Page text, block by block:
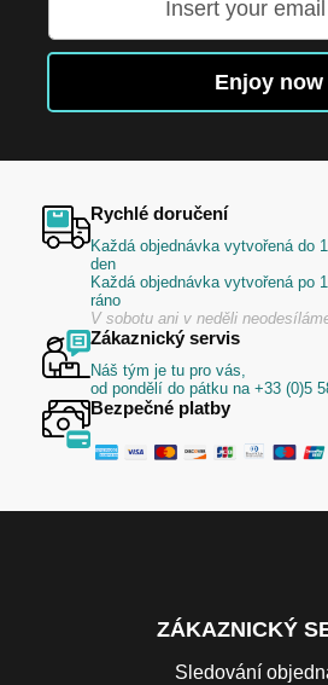
k
zpravodaje:
Enjoy now
Rychlé doručení
Každá objednávka vytvořená do
den
Každá objednávka vytvořená po
ráno
V sobotu ani v neděli
Zákaznický servis
Náš tým je tu pro vás,
od pondělí do pátku na +33 (0)5
Bezpečné platby
ZÁKAZNICKÝ
Sledování